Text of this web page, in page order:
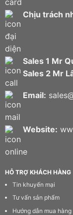
Chịu trách
Sales 1 Mr
Sales 2 Mr
Email:
Website:
HỖ TRỢ KHÁCH HÀNG
Tin khuyến mại
Tư vấn sản phẩm
Hướng dẫn mua hàng